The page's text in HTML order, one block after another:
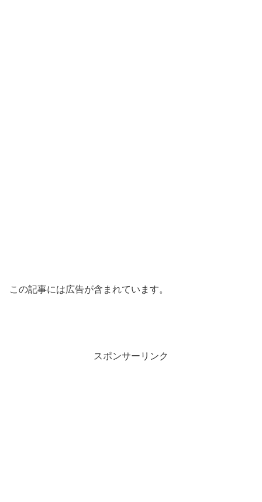
この記事には広告が含まれています。
スポンサーリンク